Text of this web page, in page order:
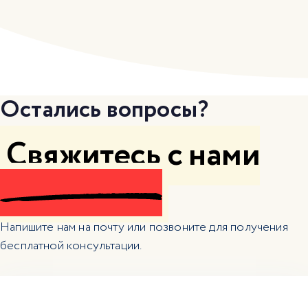
Остались вопросы?
Свяжитесь с нами
Напишите нам на почту или позвоните для получения
бесплатной консультации.